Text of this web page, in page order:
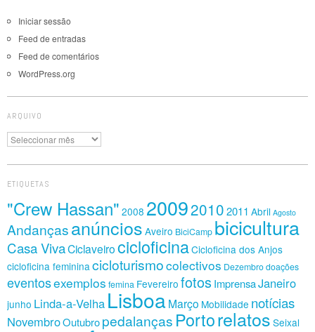
Iniciar sessão
Feed de entradas
Feed de comentários
WordPress.org
ARQUIVO
Arquivo
ETIQUETAS
"Crew Hassan" 2008 200920102011 Abril Agosto
Andançasanúncios Aveiro BiciCamp bicicultura
Casa VivaCiclaveirocicloficinaCicloficina dos Anjos
cicloficina femininacicloturismocolectivos Dezembrodoações
eventosexemplos femina Fevereiro fotos ImprensaJaneiro
junho Linda-a-Velha LisboaMarço Mobilidade notícias
NovembroOutubropedalanças Portorelatos Seixal